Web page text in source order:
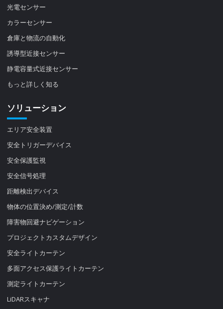
光電センサー
カラーセンサー
倉庫と物流の自動化
誘導型近接センサー
静電容量式近接センサー
もっと詳しく知る
ソリューション
エリア安全装置
安全トリガーデバイス
安全保護監視
安全信号処理
距離検出デバイス
物体の位置決め/測定/計数
障害物回避ナビゲーション
プロジェクトカスタムデザイン
安全ライトカーテン
多面アクセス保護ライトカーテン
測定ライトカーテン
LiDARスキャナ